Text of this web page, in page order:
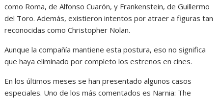
como Roma, de Alfonso Cuarón, y Frankenstein, de Guillermo
del Toro. Además, existieron intentos por atraer a figuras tan
reconocidas como Christopher Nolan.
Aunque la compañía mantiene esta postura, eso no significa
que haya eliminado por completo los estrenos en cines.
En los últimos meses se han presentado algunos casos
especiales. Uno de los más comentados es Narnia: The